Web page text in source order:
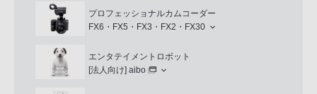
プロフェッショナルカムコーダー
FX6・FX5・FX3・FX2・FX30
エンタテイメントロボット
[法人向け] aibo